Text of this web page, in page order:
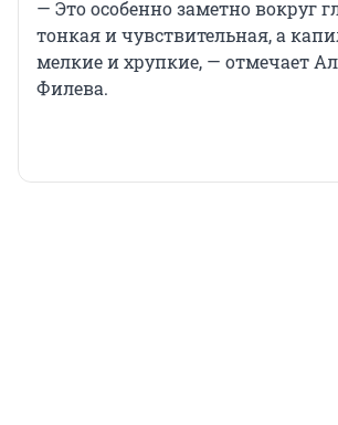
— Это особенно заметно вокруг
тонкая и чувствительная, а
мелкие и хрупкие, — отмечает
Филева.